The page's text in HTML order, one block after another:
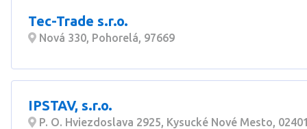
Tec-Trade s.r.o.
Nová 330, Pohorelá, 97669
IPSTAV, s.r.o.
P. O. Hviezdoslava 2925, Kysucké Nové Mesto,